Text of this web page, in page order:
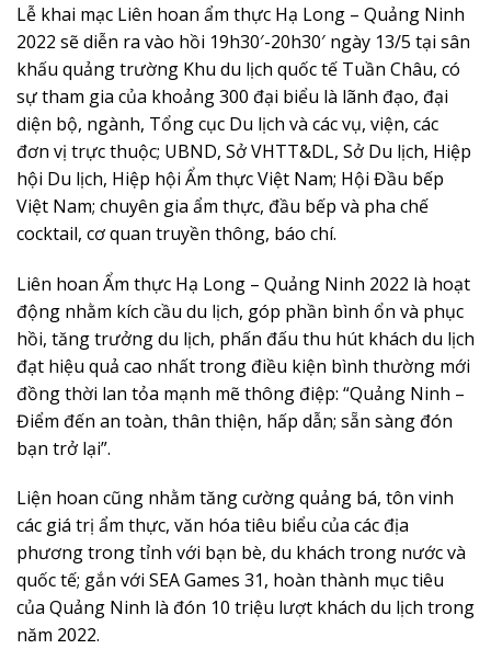
Lễ khai mạc Liên hoan ẩm thực Hạ Long – Quảng Ninh
2022 sẽ diễn ra vào hồi 19h30′-20h30′ ngày 13/5 tại sân
khấu quảng trường Khu du lịch quốc tế Tuần Châu, có
sự tham gia của khoảng 300 đại biểu là lãnh đạo, đại
diện bộ, ngành, Tổng cục Du lịch và các vụ, viện, các
đơn vị trực thuộc; UBND, Sở VHTT&DL, Sở Du lịch, Hiệp
hội Du lịch, Hiệp hội Ẩm thực Việt Nam; Hội Đầu bếp
Việt Nam; chuyên gia ẩm thực, đầu bếp và pha chế
cocktail, cơ quan truyền thông, báo chí.
Liên hoan Ẩm thực Hạ Long – Quảng Ninh 2022 là hoạt
động nhằm kích cầu du lịch, góp phần bình ổn và phục
hồi, tăng trưởng du lịch, phấn đấu thu hút khách du lịch
đạt hiệu quả cao nhất trong điều kiện bình thường mới
đồng thời lan tỏa mạnh mẽ thông điệp: “Quảng Ninh –
Điểm đến an toàn, thân thiện, hấp dẫn; sẵn sàng đón
bạn trở lại”.
Liện hoan cũng nhằm tăng cường quảng bá, tôn vinh
các giá trị ẩm thực, văn hóa tiêu biểu của các địa
phương trong tỉnh với bạn bè, du khách trong nước và
quốc tế; gắn với SEA Games 31, hoàn thành mục tiêu
của Quảng Ninh là đón 10 triệu lượt khách du lịch trong
năm 2022.